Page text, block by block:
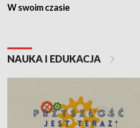
W swoim czasie
NAUKA I EDUKACJA